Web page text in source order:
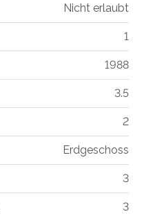
Nicht erlaubt
1
1988
3.5
2
Erdgeschoss
3
3